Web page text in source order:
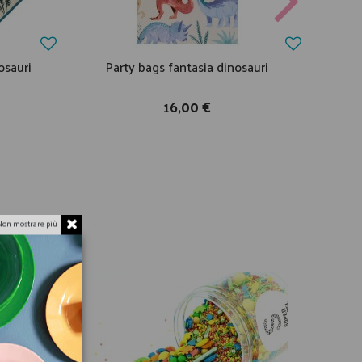
Party bags fantasia dinosauri
16,00 €
mostrare più